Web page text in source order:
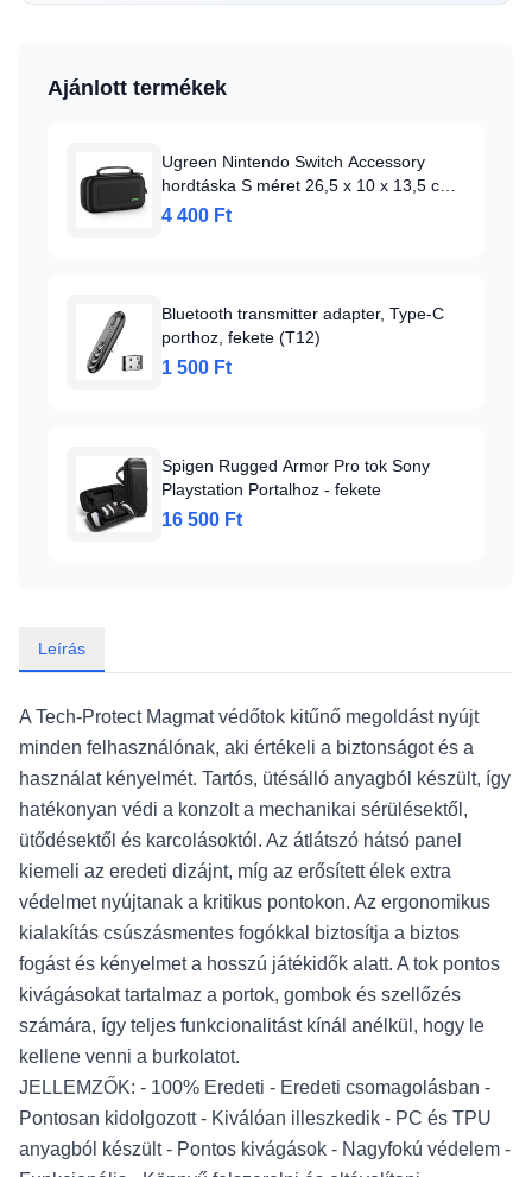
Ajánlott termékek
Ugreen Nintendo Switch Accessory
hordtáska S méret 26,5 x 10 x 13,5 cm
fekete (50275 LP145)
4 400 Ft
Bluetooth transmitter adapter, Type-C
porthoz, fekete (T12)
1 500 Ft
Spigen Rugged Armor Pro tok Sony
Playstation Portalhoz - fekete
16 500 Ft
Leírás
A Tech-Protect Magmat védőtok kitűnő megoldást nyújt
minden felhasználónak, aki értékeli a biztonságot és a
használat kényelmét. Tartós, ütésálló anyagból készült, így
hatékonyan védi a konzolt a mechanikai sérülésektől,
ütődésektől és karcolásoktól. Az átlátszó hátsó panel
kiemeli az eredeti dizájnt, míg az erősített élek extra
védelmet nyújtanak a kritikus pontokon. Az ergonomikus
kialakítás csúszásmentes fogókkal biztosítja a biztos
fogást és kényelmet a hosszú játékidők alatt. A tok pontos
kivágásokat tartalmaz a portok, gombok és szellőzés
számára, így teljes funkcionalitást kínál anélkül, hogy le
kellene venni a burkolatot.
JELLEMZŐK: - 100% Eredeti - Eredeti csomagolásban -
Pontosan kidolgozott - Kiválóan illeszkedik - PC és TPU
anyagból készült - Pontos kivágások - Nagyfokú védelem -